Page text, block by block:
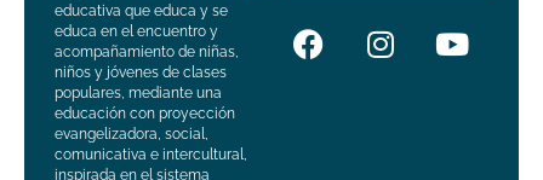
educativa que educa y se
educa en el encuentro y
acompañamiento de niñas,
niños y jóvenes de clases
populares, mediante una
educación con proyección
evangelizadora, social,
comunicativa e intercultural,
inspirada en el sistema